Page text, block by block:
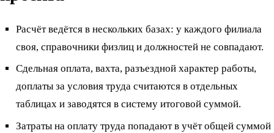
Расчёт ведётся в нескольких базах: у каждого филиала
своя, справочники физлиц и должностей не совпадают.
Сдельная оплата, вахта, разъездной характер работы,
доплаты за условия труда считаются в отдельных
таблицах и заводятся в систему итоговой суммой.
Затраты на оплату труда попадают в учёт общей суммой